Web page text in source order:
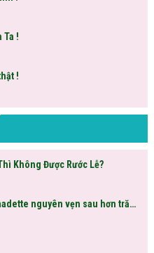
Ta !
!
Không Được Rước Lễ?
Thi hài Thánh Nữ Bernadette nguyên vẹn sau hơn trăm năm